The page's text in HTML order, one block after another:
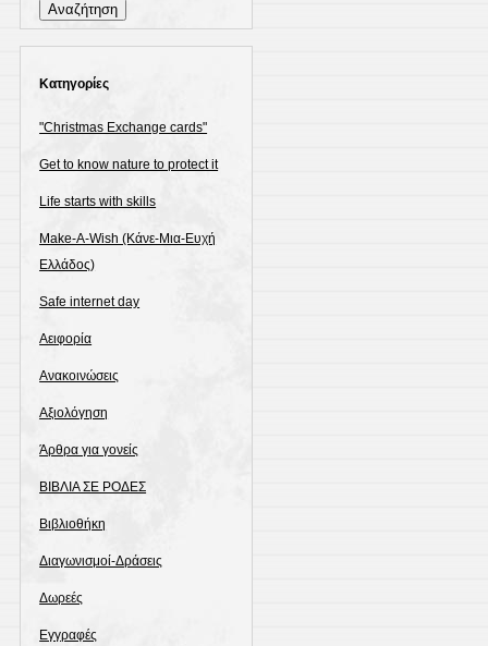
για:
Kατηγορίες
"Christmas Exchange cards"
Get to know nature to protect it
Life starts with skills
Make-A-Wish (Κάνε-Μια-Ευχή
Ελλάδος)
Safe internet day
Αειφορία
Ανακοινώσεις
Αξιολόγηση
Άρθρα για γονείς
ΒΙΒΛΙΑ ΣΕ ΡΟΔΕΣ
Βιβλιοθήκη
Διαγωνισμοί-Δράσεις
Δωρεές
Εγγραφές